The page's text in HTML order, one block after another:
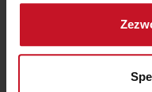
Gromadzić
geograficznej z
Identyfikować
(fingerprinting,